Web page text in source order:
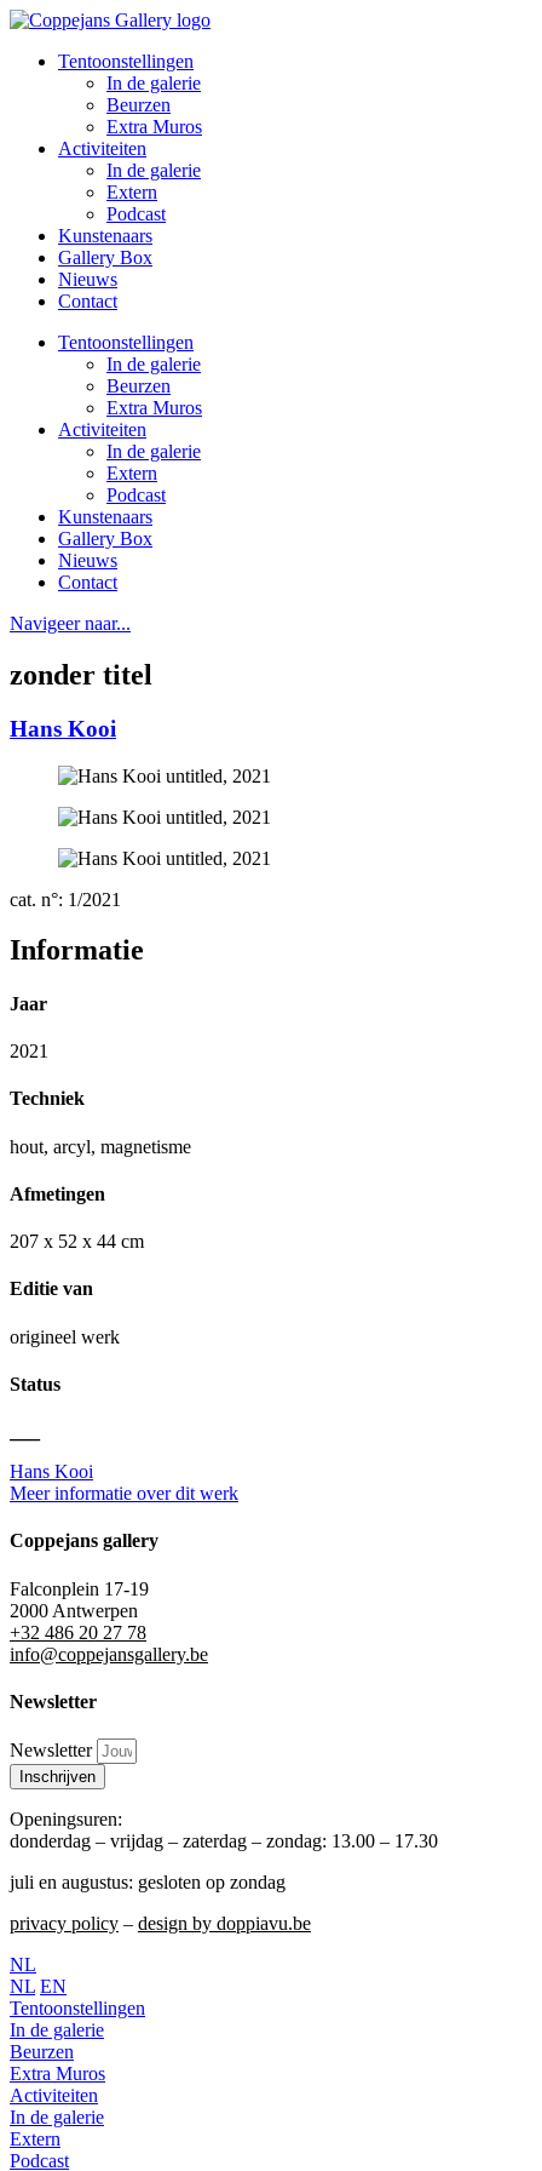
Spring
Tentoonstellingen
In de galerie
Beurzen
Extra Muros
Activiteiten
In de galerie
Extern
Podcast
Kunstenaars
Gallery Box
Nieuws
Contact
Tentoonstellingen
In de galerie
Beurzen
Extra Muros
Activiteiten
In de galerie
Extern
Podcast
Kunstenaars
Gallery Box
Nieuws
Contact
Navigeer naar...
zonder titel
Hans Kooi
cat. n°: 1/2021
Informatie
Jaar
2021
Techniek
hout, arcyl, magnetisme
Afmetingen
207 x 52 x 44 cm
Editie van
origineel werk
Status
—
Hans Kooi
Meer informatie over dit werk
Coppejans gallery
Falconplein 17-19
2000 Antwerpen
+32 486 20 27 78
info@coppejansgallery.be
Newsletter
Newsletter
Inschrijven
Openingsuren:
donderdag – vrijdag – zaterdag – zondag: 13.00 – 17.30
juli en augustus: gesloten op zondag
privacy policy – design by doppiavu.be
NL
NL EN
Tentoonstellingen
In de galerie
Beurzen
Extra Muros
Activiteiten
In de galerie
Extern
Podcast